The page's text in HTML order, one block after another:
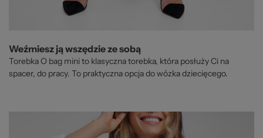
Weźmiesz ją wszędzie ze sobą
Torebka O bag mini to klasyczna torebka, która posłuży Ci na
spacer, do pracy. To praktyczna opcja do wózka dziecięcego.